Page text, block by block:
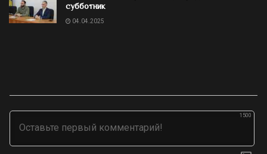
субботник
04.04.2025
1500